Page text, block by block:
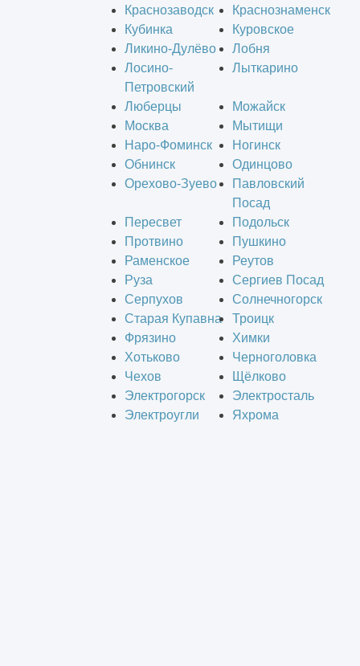
Краснозаводск
Краснознаменск
Кубинка
Куровское
Ликино-Дулёво
Лобня
Лосино-
Петровский
Лыткарино
Люберцы
Можайск
Москва
Мытищи
Наро-Фоминск
Ногинск
Обнинск
Одинцово
Орехово-Зуево
Павловский
Посад
Пересвет
Подольск
Протвино
Пушкино
Раменское
Реутов
Руза
Сергиев Посад
Серпухов
Солнечногорск
Старая Купавна
Троицк
Фрязино
Химки
Хотьково
Черноголовка
Чехов
Щёлково
Электрогорск
Электросталь
Электроугли
Яхрома